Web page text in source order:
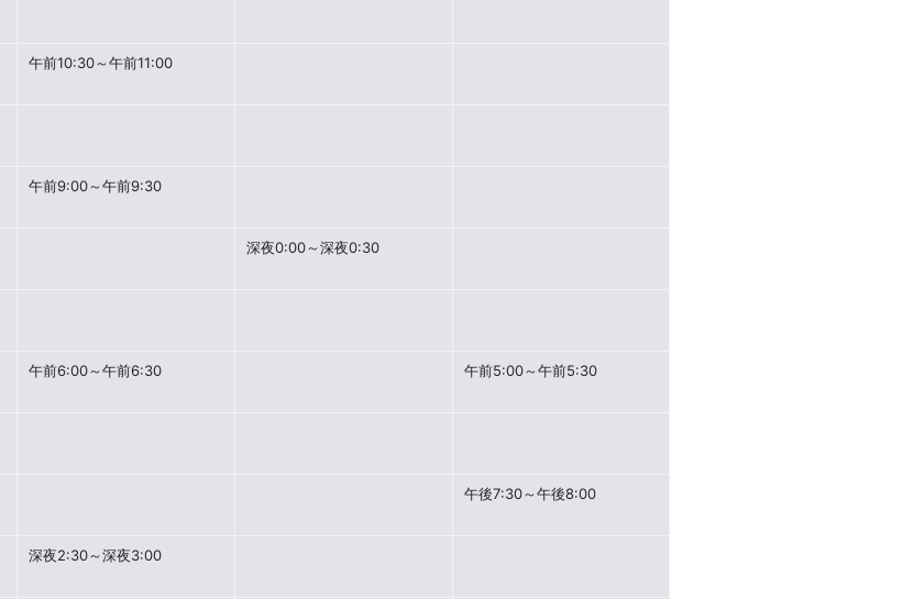
午前10:30～午前11:00
午前9:00～午前9:30
深夜0:00～深夜0:30
午前6:00～午前6:30 午前5:00～午前5:30
午後7:30～午後8:00
深夜2:30～深夜3:00